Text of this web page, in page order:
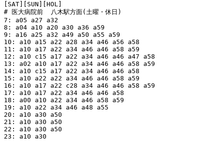
[SAT][SUN][HOL]
# 医大病院前  八木駅方面(土曜・休日)
7: a05 a27 a32
8: a04 a10 a20 a30 a36 a59
9: a16 a25 a32 a49 a50 a55 a59
10: a10 a15 a22 a28 a34 a46 a56 a58
11: a10 a17 a22 a34 a46 a46 a58 a59
12: a10 c15 a17 a22 a34 a46 a46 a47 a58
13: a02 a10 a17 a22 a34 a46 a46 a58 a59
14: a10 c15 a17 a22 a34 a46 a46 a58
15: a10 a22 a22 a34 a46 a46 a58 a59
16: a10 a17 a22 c28 a34 a46 a46 a58 a59
17: a10 a17 a22 a34 a46 a46 a58
18: a00 a10 a22 a34 a46 a58 a59
19: a10 a22 a34 a46 a48 a55
20: a10 a30 a50
21: a10 a30 a50
22: a10 a30 a50
23: a10 a30